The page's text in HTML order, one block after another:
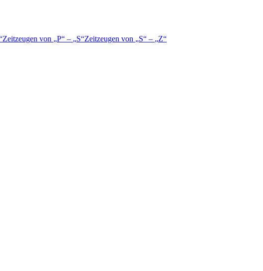
Zeitzeugen von P – S Zeitzeugen von S –
Z